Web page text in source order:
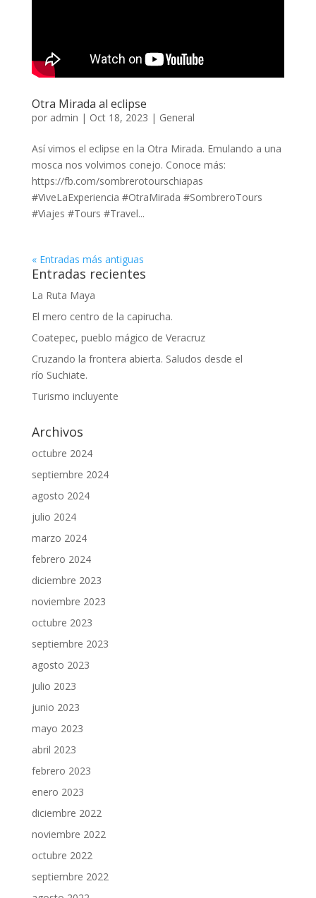
Otra Mirada al eclipse
por admin | Oct 18, 2023 | General
Así vimos el eclipse en la Otra Mirada. Emulando a una
mosca nos volvimos conejo. Conoce más:
https://fb.com/sombrerotourschiapas
#ViveLaExperiencia #OtraMirada #SombreroTours
#Viajes #Tours #Travel...
« Entradas más antiguas
Entradas recientes
La Ruta Maya
El mero centro de la capirucha.
Coatepec, pueblo mágico de Veracruz
Cruzando la frontera abierta. Saludos desde el
río Suchiate.
Turismo incluyente
Archivos
octubre 2024
septiembre 2024
agosto 2024
julio 2024
marzo 2024
febrero 2024
diciembre 2023
noviembre 2023
octubre 2023
septiembre 2023
agosto 2023
julio 2023
junio 2023
mayo 2023
abril 2023
febrero 2023
enero 2023
diciembre 2022
noviembre 2022
octubre 2022
septiembre 2022